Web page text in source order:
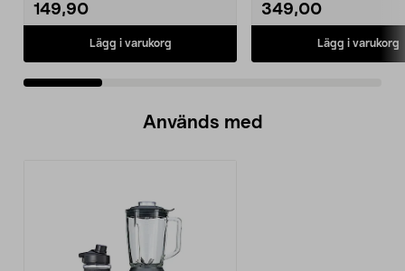
149,90
Lägg i varukorg
349,00
Lägg i varukorg
Används med